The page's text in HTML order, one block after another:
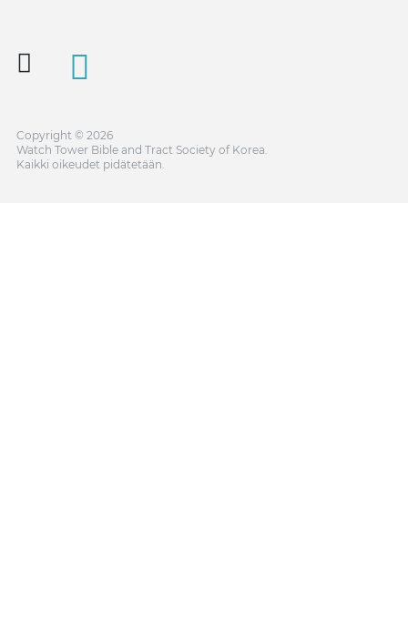
Copyright © 2026
Watch Tower Bible and Tract Society of Korea.
Kaikki oikeudet pidätetään.